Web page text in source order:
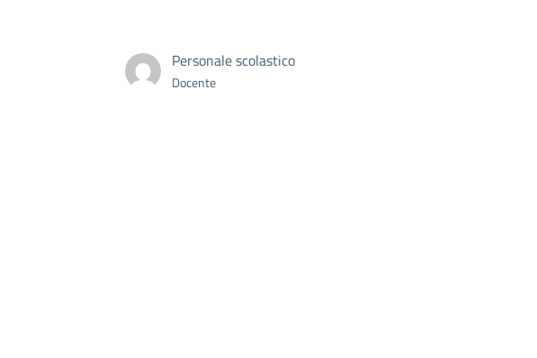
Personale scolastico
Docente